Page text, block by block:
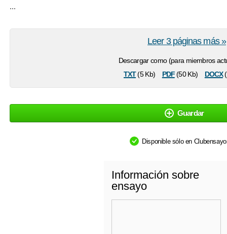
...
Descargar como (para miembros
txt(5 Kb) pdf(50 Kb) docx
Leer 3 páginas más »
Guardar
Disponible sólo en
Información sobre
ensayo